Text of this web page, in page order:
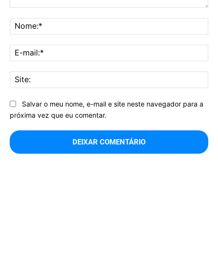
Salvar o meu nome, e-mail e site neste navegador para a
próxima vez que eu comentar.